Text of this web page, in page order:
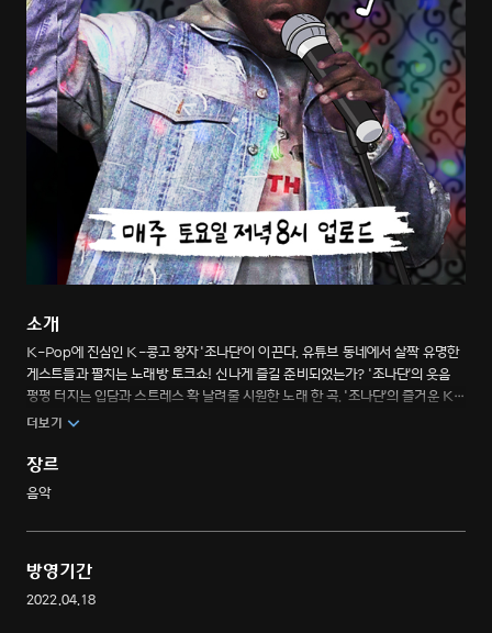
소개
K-Pop에 진심인 K-콩고 왕자 '조나단'이 이끈다. 유튜브 동네에서 살짝 유명한
게스트들과 펼치는 노래방 토크쇼! 신나게 즐길 준비되었는가? '조나단'의 웃음
펑펑 터지는 입담과 스트레스 확 날려줄 시원한 노래 한 곡. '조나단'의 즐거운 K-
노래방 버라이어티 이야기
더보기
장르
음악
방영기간
2022.04.18